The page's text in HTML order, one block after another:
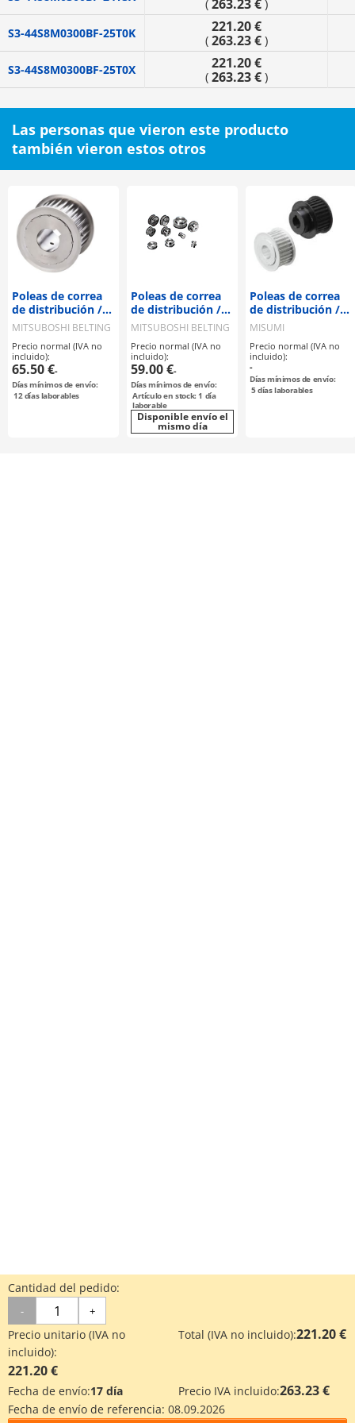
( 263.23 €)
S3-44S8M0300BF-25T0K 221.20 €
( 263.23 €)
S3-44S8M0300BF-25T0X 221.20 €
( 263.23 €)
Las personas que vieron este producto
también vieron estos otros
Poleas de correa
de distribución /
S8M / polea con
brida
seleccionable /
configurable /
acero / bruñido,
niquelado
químicamente /
MITSUBOSHI BELTING
Precio normal (IVA no
incluido):
65.50 €-
Días mínimos de envío:
12días laborables
Poleas de correa
de distribución /
S8M / polea con
brida
seleccionable /
configurable /
acero
MITSUBOSHI BELTING
Precio normal (IVA no
incluido):
59.00 €-
Días mínimos de envío:
Artículo en stock: 1 día
laborable
Disponible envío el
mismo día
Poleas de correa
de distribución /
T5 / polea con
brida
deseleccionable /
configurable /
aluminio, acero
MISUMI
Precio normal (IVA no
incluido):
-
Días mínimos de envío:
5días laborables
Cantidad del pedido:
- +
Precio unitario (IVA no
incluido):
221.20 €
Total (IVA no incluido):221.20 €
Fecha de envío:17 día Precio IVA incluido:263.23 €
Fecha de envío de referencia: 08.09.2026